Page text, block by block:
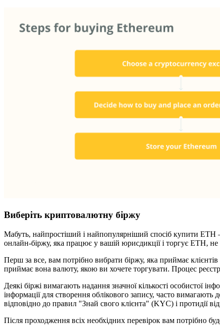
Виберіть криптовалютну біржу
Мабуть, найпростіший і найпопулярніший спосіб купити ETH
онлайн-біржу, яка працює у вашій юрисдикції і торгує ETH,
Перш за все, вам потрібно вибрати біржу, яка приймає клієнтів
приймає вона валюту, якою ви хочете торгувати. Процес
Деякі біржі вимагають надання значної кількості особистої
інформації для створення облікового запису, часто
відповідно до правил "Знай свого клієнта" (KYC) і протидії
Після проходження всіх необхідних перевірок вам потрібно